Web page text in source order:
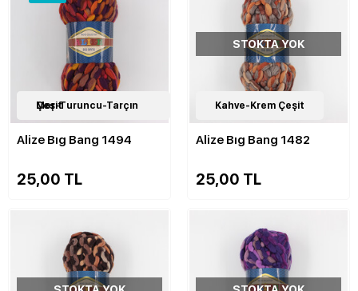
8Çeşit
Mor-Turuncu-Tarçın Çeşit
Alize Bıg Bang 1494
25,00 TL
7Çeşit
STOKTA YOK
Kahve-Krem Çeşit
Alize Bıg Bang 1482
25,00 TL